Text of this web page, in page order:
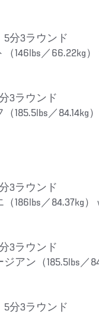
分3ラウンド
146lbs／66.22kg
3ラウンド
185.5lbs／84.14kg
3ラウンド
186lbs／84.37kg
3ラウンド
アン（185.5lbs／
分3ラウンド